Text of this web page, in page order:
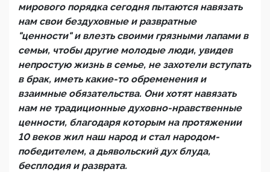
мирового порядка сегодня пытаются навязать
нам свои бездуховные и развратные
"ценности" и влезть своими грязными лапами в
семьи, чтобы другие молодые люди, увидев
непростую жизнь в семье, не захотели вступать
в брак, иметь какие-то обременения и
взаимные обязательства. Они хотят навязать
нам не традиционные духовно-нравственные
ценности, благодаря которым на протяжении
10 веков жил наш народ и стал народом-
победителем, а дьявольский дух блуда,
бесплодия и разврата.